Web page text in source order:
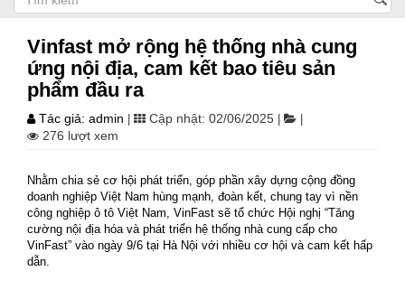
Vinfast mở rộng hệ thống nhà cung
ứng nội địa, cam kết bao tiêu sản
phẩm đầu ra
Tác giả: admin Cập nhật: 02/06/2025
276 lượt xem
Nhằm chia sẻ cơ hội phát triển, góp phần xây dựng cộng đồng
doanh nghiệp Việt Nam hùng mạnh, đoàn kết, chung tay vì nền
công nghiệp ô tô Việt Nam, VinFast sẽ tổ chức Hội nghị “Tăng
cường nội địa hóa và phát triển hệ thống nhà cung cấp cho
VinFast” vào ngày 9/6 tại Hà Nội với nhiều cơ hội và cam kết hấp
dẫn.